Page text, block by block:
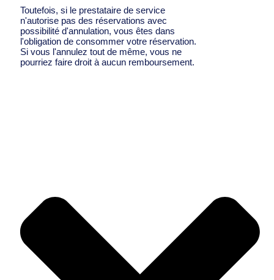
Toutefois, si le prestataire de service
n'autorise pas des réservations avec
possibilité d'annulation, vous êtes dans
l'obligation de consommer votre réservation.
Si vous l'annulez tout de même, vous ne
pourriez faire droit à aucun remboursement.